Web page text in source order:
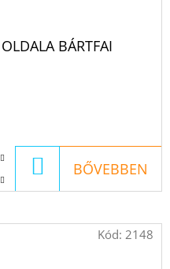
BÁRTFAI
KOSÁRBA
BŐVEBBEN
Kód: 2148